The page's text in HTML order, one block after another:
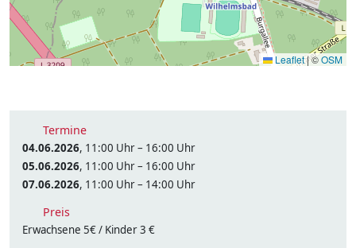
Leaflet|©OSM
Termine
04.06.2026, 11:00 Uhr – 16:00 Uhr
05.06.2026, 11:00 Uhr – 16:00 Uhr
07.06.2026, 11:00 Uhr – 14:00 Uhr
Preis
Erwachsene 5€ / Kinder 3 €